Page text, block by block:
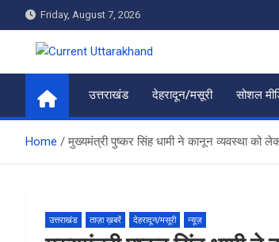
to
content
Friday, August 7, 2026
Current
उत्तराखंड देहरादून/मसूरी सोशल
Home मुख्यमंत्री पुष्कर सिंह धामी ने कानून व्यवस्था को
उत्तराखंड ताज़ा ख़बरें देहरादून/मसूरी न्यूज़